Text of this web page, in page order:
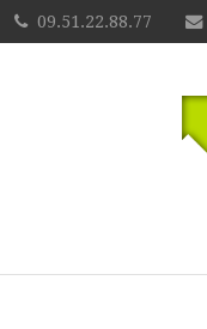
09.51.22.88.77